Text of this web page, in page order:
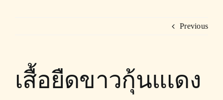
Previous
เสื้อยืดขาวกุ้นแเดง